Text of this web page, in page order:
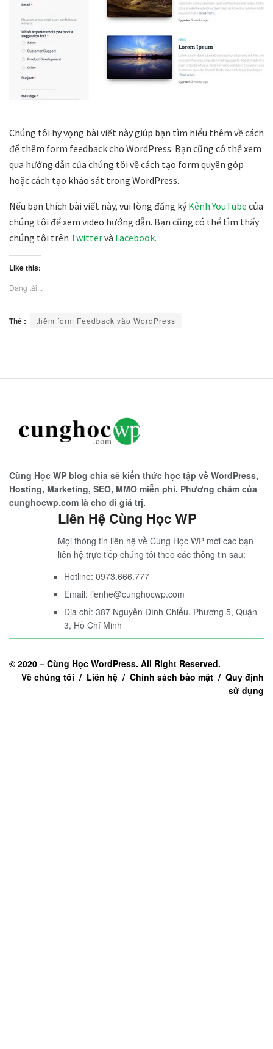
Chúng tôi hy vọng bài viết này giúp bạn tìm hiểu thêm về cách
để thêm form feedback cho WordPress. Bạn cũng có thể xem
qua hướng dẫn của chúng tôi về cách tạo form quyên góp
hoặc cách tạo khảo sát trong WordPress.
Nếu bạn thích bài viết này, vui lòng đăng ký Kênh YouTube của
chúng tôi để xem video hướng dẫn. Bạn cũng có thể tìm thấy
chúng tôi trên Twittervà Facebook.
Like this:
Đang tải...
Thẻ : thêm form Feedback vào WordPress
Cùng Học WP blog chia sẻ kiến thức học tập về WordPress,
Hosting, Marketing, SEO, MMO miễn phí. Phương châm của
cunghocwp.com là cho đi giá trị.
Liên Hệ Cùng Học WP
Mọi thông tin liên hệ về Cùng Học WP mời các bạn
liên hệ trực tiếp chúng tôi theo các thông tin sau:
Hotline: 0973.666.777
Email: lienhe@cunghocwp.com
Địa chỉ: 387 Nguyễn Đình Chiểu, Phường 5, Quận
3, Hồ Chí Minh
© 2020 – Cùng Học WordPress. All Right Reserved.
Về chúng tôi / Liên hệ / Chính sách bảo mật / Quy định
sử dụng